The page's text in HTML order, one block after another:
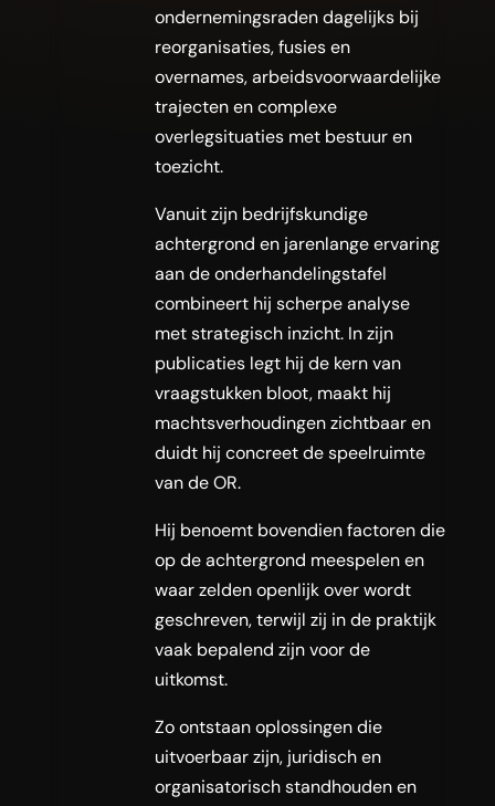
ondernemingsraden dagelijks bij
reorganisaties, fusies en
overnames, arbeidsvoorwaardelijke
trajecten en complexe
overlegsituaties met bestuur en
toezicht.
Vanuit zijn bedrijfskundige
achtergrond en jarenlange ervaring
aan de onderhandelingstafel
combineert hij scherpe analyse
met strategisch inzicht. In zijn
publicaties legt hij de kern van
vraagstukken bloot, maakt hij
machtsverhoudingen zichtbaar en
duidt hij concreet de speelruimte
van de OR.
Hij benoemt bovendien factoren die
op de achtergrond meespelen en
waar zelden openlijk over wordt
geschreven, terwijl zij in de praktijk
vaak bepalend zijn voor de
uitkomst.
Zo ontstaan oplossingen die
uitvoerbaar zijn, juridisch en
organisatorisch standhouden en